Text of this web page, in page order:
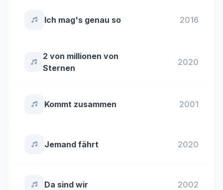
Ich mag's genau so 2016
2 von millionen von
Sternen
2020
Kommt zusammen 2001
Jemand fährt 2020
Da sind wir 2002